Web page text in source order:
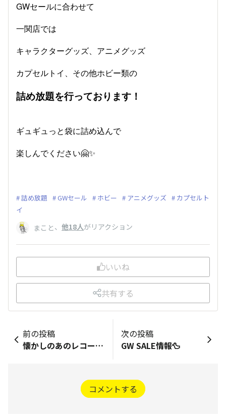
GWセールに合わせて
一関店では
キャラクターグッズ、アニメグッズ
カプセルトイ、その他ホビー類の
詰め放題を行っております！
ギュギュっと袋に詰め込んで
楽しんでください🤗✨
詰め放題 GWセール ホビー アニメグッズ
カプセルト
イ
まこと、 他18人がリアクション
いいね
共有する
前の投稿
懐かしのあのレコード！
次の投稿
GW SALE情報🦆
コメントする